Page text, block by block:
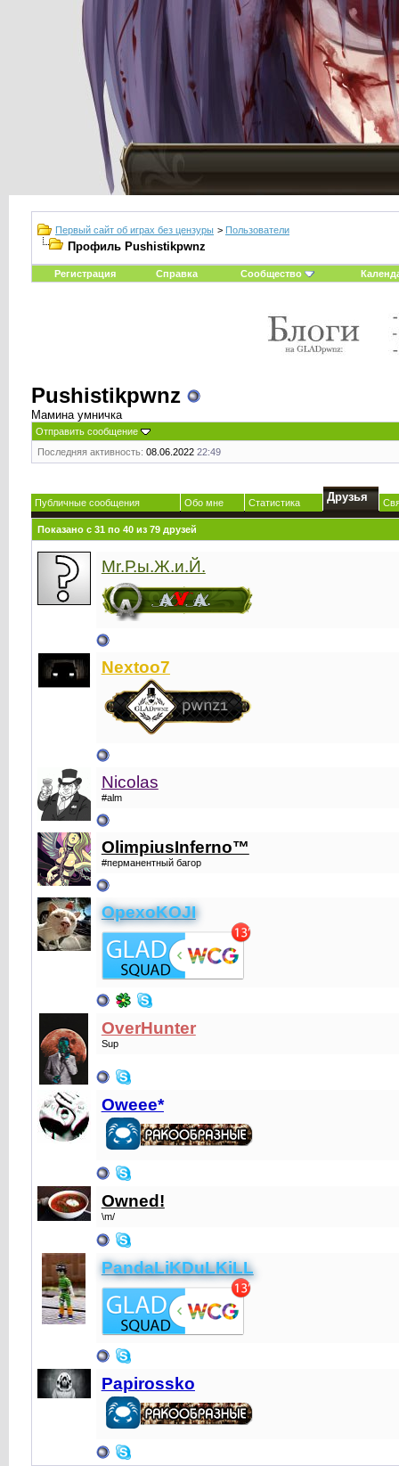
Первый сайт об играх без цензуры > Пользователи
Профиль Pushistikpwnz
Регистрация Справка Сообщество
Pushistikpwnz
Мамина умничка
Отправить сообщение
Последняя активность: 08.06.2022 22:49
Публичные сообщения Обо мне Статистика Друзья
Показано с 31 по 40 из 79 друзей
Mr.Р.ы.Ж.и.Й.
Nextoo7
Nicolаs
#alm
OlimpiusInferno™
#перманентный багор
OpexoKOJI
OverHunter
Sup
Oweee*
Owned!
\m/
PandaLiKDuLKiLL
Papirossko